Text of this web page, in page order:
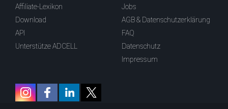
Affiliate-Lexikon
Download
API
Unterstütze ADCELL
Jobs
AGB & Datenschutzerklärung
FAQ
Datenschutz
Impressum